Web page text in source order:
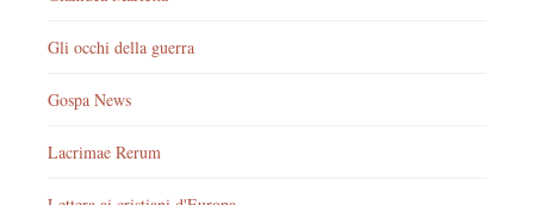
Gli occhi della guerra
Gospa News
Lacrimae Rerum